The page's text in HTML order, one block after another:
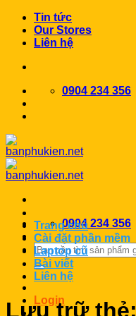
Chuyển
đến
Tin tức
Our Stores
Liên hệ
0904 234 356
0904 234 356
Search
for:
Login
Trang chủ
Cài đặt phần mềm
Laptop cũ
Bài viết
Liên hệ
Lưu trữ thẻ: